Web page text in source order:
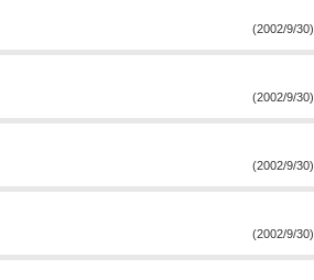
(2002/9/30)
(2002/9/30)
(2002/9/30)
(2002/9/30)